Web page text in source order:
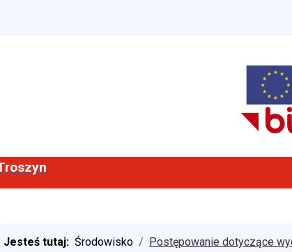
Jesteś tutaj: Środowisko Postępowanie dotyczące